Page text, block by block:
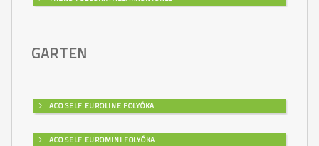
GARTEN
ACO SELF EUROLINE FOLYÓKA
ACO SELF EUROMINI FOLYÓKA